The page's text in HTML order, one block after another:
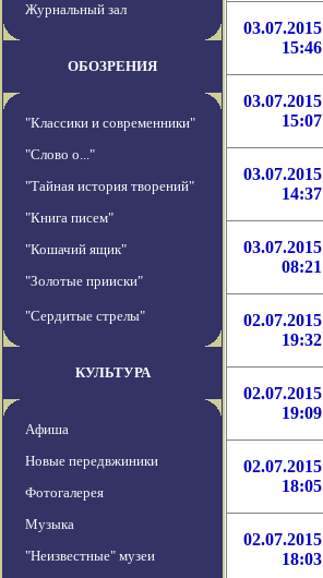
Журнальный зал
ОБОЗРЕНИЯ
"Классики и современники"
"Слово о..."
"Тайная история творений"
"Книга писем"
"Кошачий ящик"
"Золотые прииски"
"Сердитые стрелы"
КУЛЬТУРА
Афиша
Новые передвжиники
Фотогалерея
Музыка
"Неизвестные" музеи
03.07.2015
15:46
03.07.2015
15:07
03.07.2015
14:37
03.07.2015
08:21
02.07.2015
19:32
02.07.2015
19:09
02.07.2015
18:05
02.07.2015
18:03